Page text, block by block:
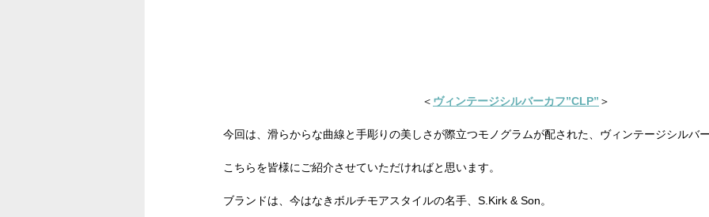
＜ ヴィンテージシルバーカフ”CLP” ＞
今回は、滑らからな曲線と手彫りの美しさが際立つモノグラムが配された、ヴィンテージシルバ
こちらを皆様にご紹介させていただければと思います。
ブランドは、今はなきボルチモアスタイルの名手、S.Kirk & Son。